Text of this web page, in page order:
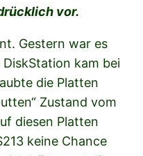
vor.
Gestern war es
kam bei
die Platten
Zustand vom
diesen Platten
keine Chance